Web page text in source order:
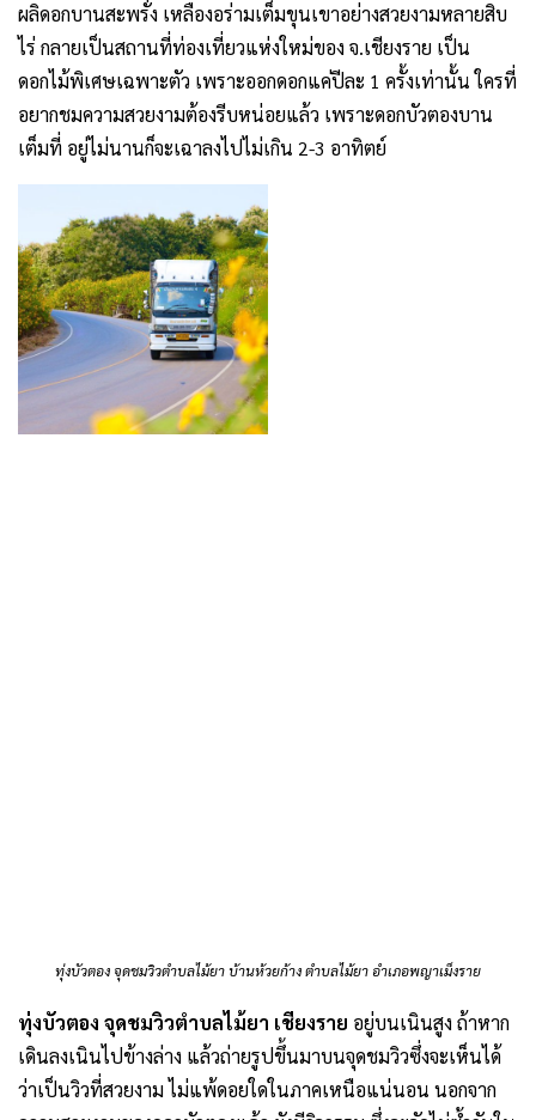
ผลิดอกบานสะพรั่ง เหลืองอร่ามเต็มขุนเขาอย่างสวยงามหลายสิบ
ไร่ กลายเป็นสถานที่ท่องเที่ยวแห่งใหม่ของ จ.เชียงราย เป็น
ดอกไม้พิเศษเฉพาะตัว เพราะออกดอกแค่ปีละ 1 ครั้งเท่านั้น ใครที่
อยากชมความสวยงามต้องรีบหน่อยแล้ว เพราะดอกบัวตองบาน
เต็มที่ อยู่ไม่นานก็จะเฉาลงไปไม่เกิน 2-3 อาทิตย์
ทุ่งบัวตอง จุดชมวิวตำบลไม้ยา บ้านห้วยก้าง ตำบลไม้ยา อำเภอพญาเม็งราย
ทุ่งบัวตอง จุดชมวิวตำบลไม้ยา เชียงราย อยู่บนเนินสูง ถ้าหาก
เดินลงเนินไปข้างล่าง แล้วถ่ายรูปขึ้นมาบนจุดชมวิวซึ่งจะเห็นได้
ว่าเป็นวิวที่สวยงาม ไม่แพ้ดอยใดในภาคเหนือแน่นอน นอกจาก